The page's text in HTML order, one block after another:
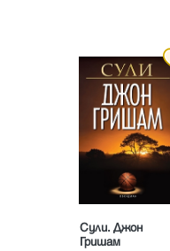
Сули. Джон
Гришам